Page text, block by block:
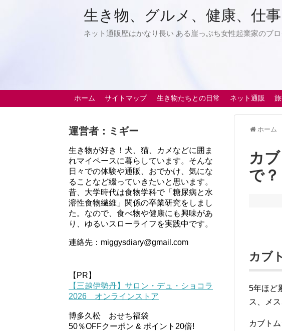
生き物、グルメ、健康、仕
ネット通販歴はかなり長い ある崖っぷち女性起業家のブ
ホーム サイトマップ 生き物たちとの日常 ネット通販
ホーム
カ
で？
カブ
5年ほど
ス、メ
カブト
運営者：ミギー
生き物が好き！犬、猫、カメなどに囲ま
れマイペースに暮らしています。そんな
日々での体験や通販、おでかけ、気にな
ることなど綴っていきたいと思います。
昔、大学時代は食物学科で「糖尿病と水
溶性食物繊維」関係の卒業研究をしまし
た。なので、食べ物や健康にも興味があ
り、ゆるいスローライフを実践中です。
連絡先：miggysdiary@gmail.com
【PR】
【三越伊勢丹】サロン・デュ・ショコラ
2026 オンラインストア
博多久松 おせち福袋
50％OFFクーポン & ポイント20倍!